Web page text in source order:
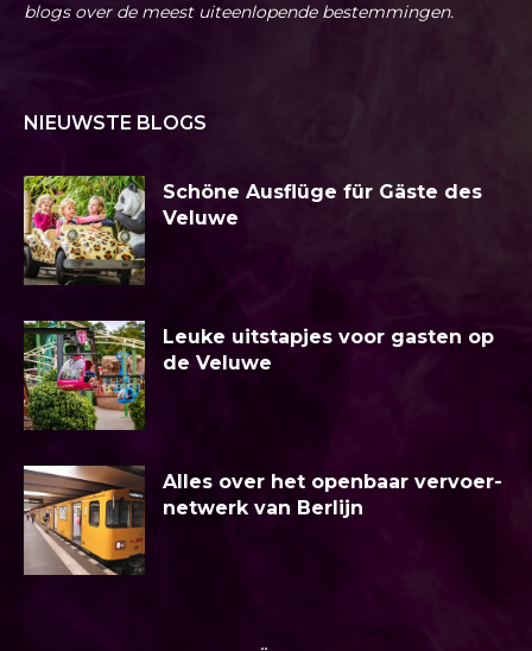
blogs over de meest uiteenlopende bestemmingen.
NIEUWSTE BLOGS
Schöne Ausflüge für Gäste des
Veluwe
Leuke uitstapjes voor gasten op
de Veluwe
Alles over het openbaar vervoer-
netwerk van Berlijn